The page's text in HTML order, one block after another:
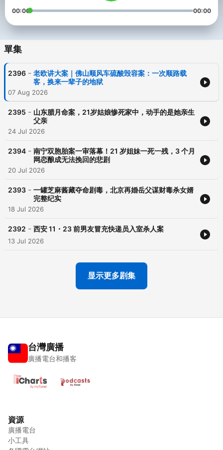
00:00 00:00
單集
2396 - 老欧讲大案｜佛山顺风车硫酸毁容案：一次顺路载
客，换来一辈子的地狱
07 Aug 2026
2395 - 山东腊月命案，21岁姑娘惨死家中，动手的是她亲生
父亲
24 Jul 2026
2394 - 南宁双胞胎案一审落幕！21 岁姐妹一死一残，3 个月
网恋酿成无法挽回的悲剧
20 Jul 2026
2393 - 一罐芝麻酱藏夺命剧毒，北京再婚岳父谋财毒杀女婿
完整纪实
18 Jul 2026
2392 - 西安 11・23 前男友冒充快递员入室杀人案
13 Jul 2026
显示更多剧集
台灣廣播
廣播電台和播客
資源
廣播電台
小工具